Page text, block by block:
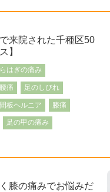
来院された千種区50
】
はぎの痛み
腰痛 足のしびれ
板ヘルニア 膝痛
足の甲の痛み
膝の痛みでお悩みだ